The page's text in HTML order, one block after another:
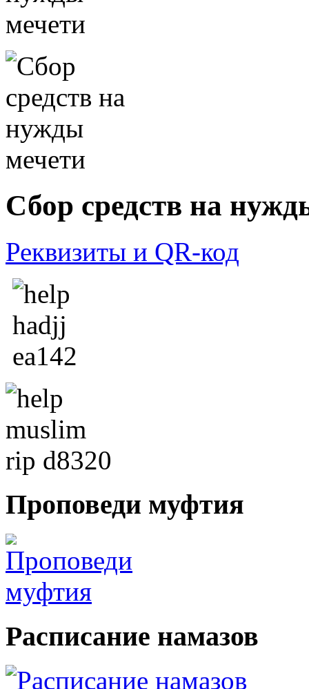
Сбор средств на
Реквизиты и QR-код
Проповеди муфтия
Расписание намазов